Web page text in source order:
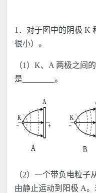
1．对于图中的阴极 K
很小）。
（1）K、A 两极之间
是________。
（2）一个带负电粒子
由静止运动到阳极 A